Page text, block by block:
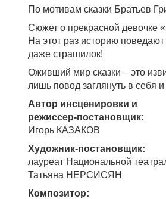
По мотивам сказки Братьев
Сюжет о прекрасной девочке
На этот раз историю
даже страшилок!
Оживший мир сказки – это
лишь повод заглянуть в себя
Автор инсценировки и
режиссер-постановщик:
Игорь КАЗАКОВ
Художник-постановщик:
лауреат Национальной
Татьяна НЕРСИСЯН
Композитор: